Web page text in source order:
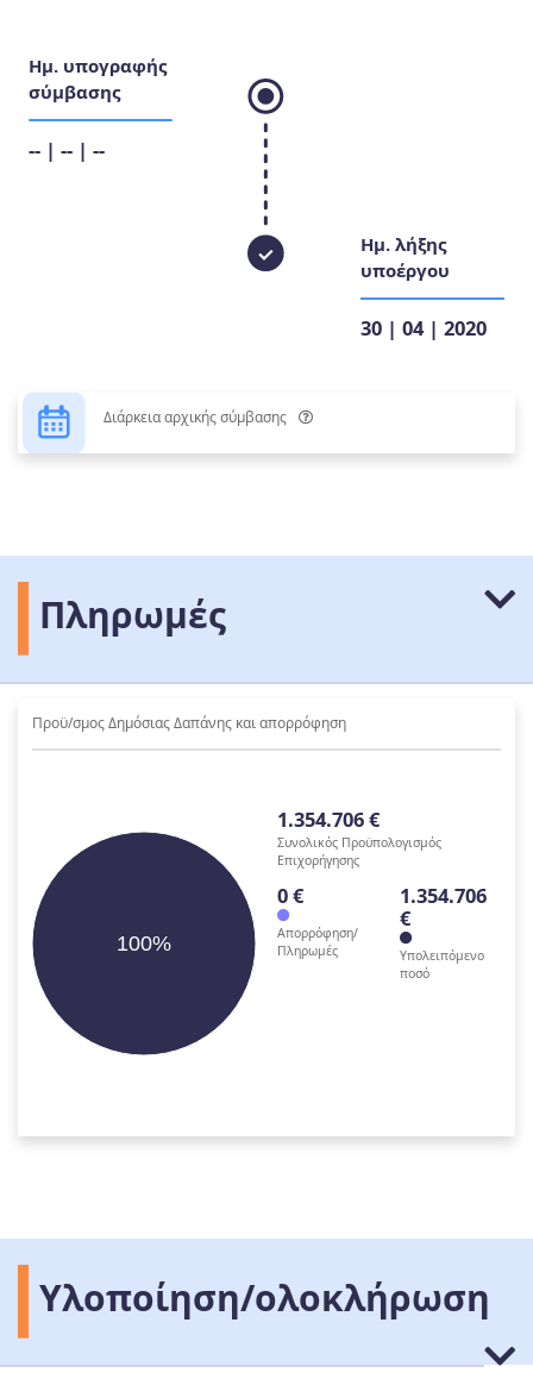
Ημ. υπογραφής
σύμβασης
-- | -- | --
Ημ. λήξης
υποέργου
30 | 04 | 2020
Διάρκεια αρχικής σύμβασης
Πληρωμές
Προϋ/σμος Δημόσιας Δαπάνης και απορρόφηση
100%
1.354.706 €
Συνολικός Προϋπολογισμός
Επιχορήγησης
0 €
Απορρόφηση/
Πληρωμές
1.354.706
€
Υπολειπόμενο
ποσό
Υλοποίηση/ολοκλήρωση